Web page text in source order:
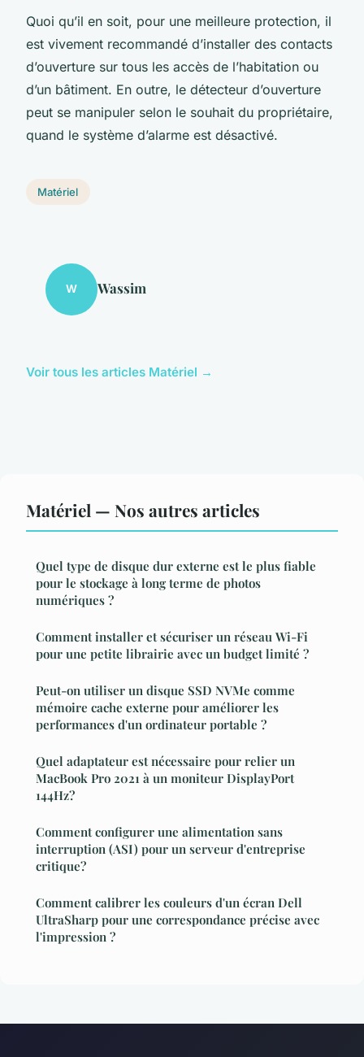
Quoi qu’il en soit, pour une meilleure protection, il
est vivement recommandé d’installer des contacts
d’ouverture sur tous les accès de l’habitation ou
d’un bâtiment. En outre, le détecteur d’ouverture
peut se manipuler selon le souhait du propriétaire,
quand le système d’alarme est désactivé.
Matériel
W Wassim
Voir tous les articles Matériel →
Matériel — Nos autres articles
Quel type de disque dur externe est le plus fiable
pour le stockage à long terme de photos
numériques ?
Comment installer et sécuriser un réseau Wi-Fi
pour une petite librairie avec un budget limité ?
Peut-on utiliser un disque SSD NVMe comme
mémoire cache externe pour améliorer les
performances d'un ordinateur portable ?
Quel adaptateur est nécessaire pour relier un
MacBook Pro 2021 à un moniteur DisplayPort
144Hz?
Comment configurer une alimentation sans
interruption (ASI) pour un serveur d'entreprise
critique?
Comment calibrer les couleurs d'un écran Dell
UltraSharp pour une correspondance précise avec
l'impression ?